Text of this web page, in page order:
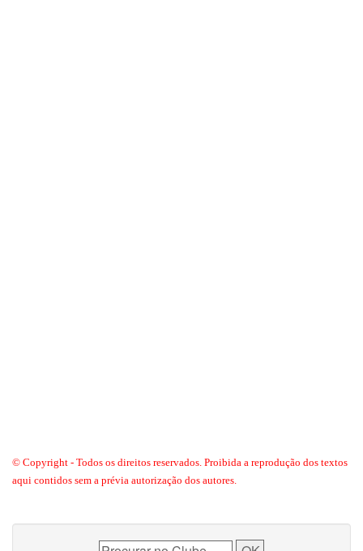
© Copyright - Todos os direitos reservados. Proibida a reprodução dos textos
aqui contidos sem a prévia autorização dos autores.